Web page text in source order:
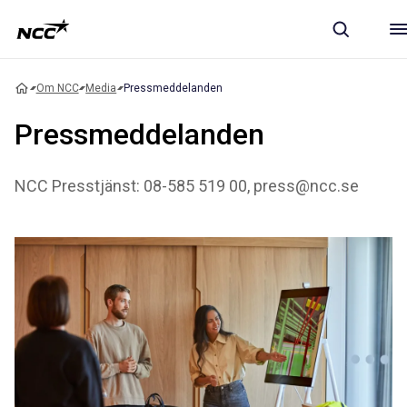
Om NCC Media Pressmeddelanden
Pressmeddelanden
NCC Presstjänst: 08-585 519 00, press@ncc.se